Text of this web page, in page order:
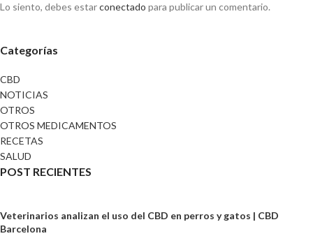
Lo siento, debes estarconectado para publicar un comentario.
Categorías
CBD
NOTICIAS
OTROS
OTROS MEDICAMENTOS
RECETAS
SALUD
POST RECIENTES
Veterinarios analizan el uso del CBD en perros y gatos | CBD
Barcelona